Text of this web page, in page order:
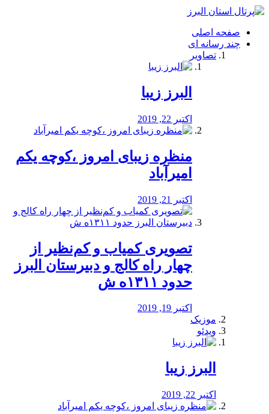
فصد
شرق
تهران
خشکشویی
صفحه اصلی
چند رسانه ای
تصاویر
البرز زیبا
اکتبر 22, 2019
منظره‌‌ زیبای امروز ،کوچه یکم
امیرآباد
اکتبر 21, 2019
️تصویری کمیاب و کم‌نظیر از
چهار راه كالج و دبيرستان البرز
حدود ۱۳۱۱ه ش
اکتبر 19, 2019
موزیک
ویدئو
البرز زیبا
اکتبر 22, 2019